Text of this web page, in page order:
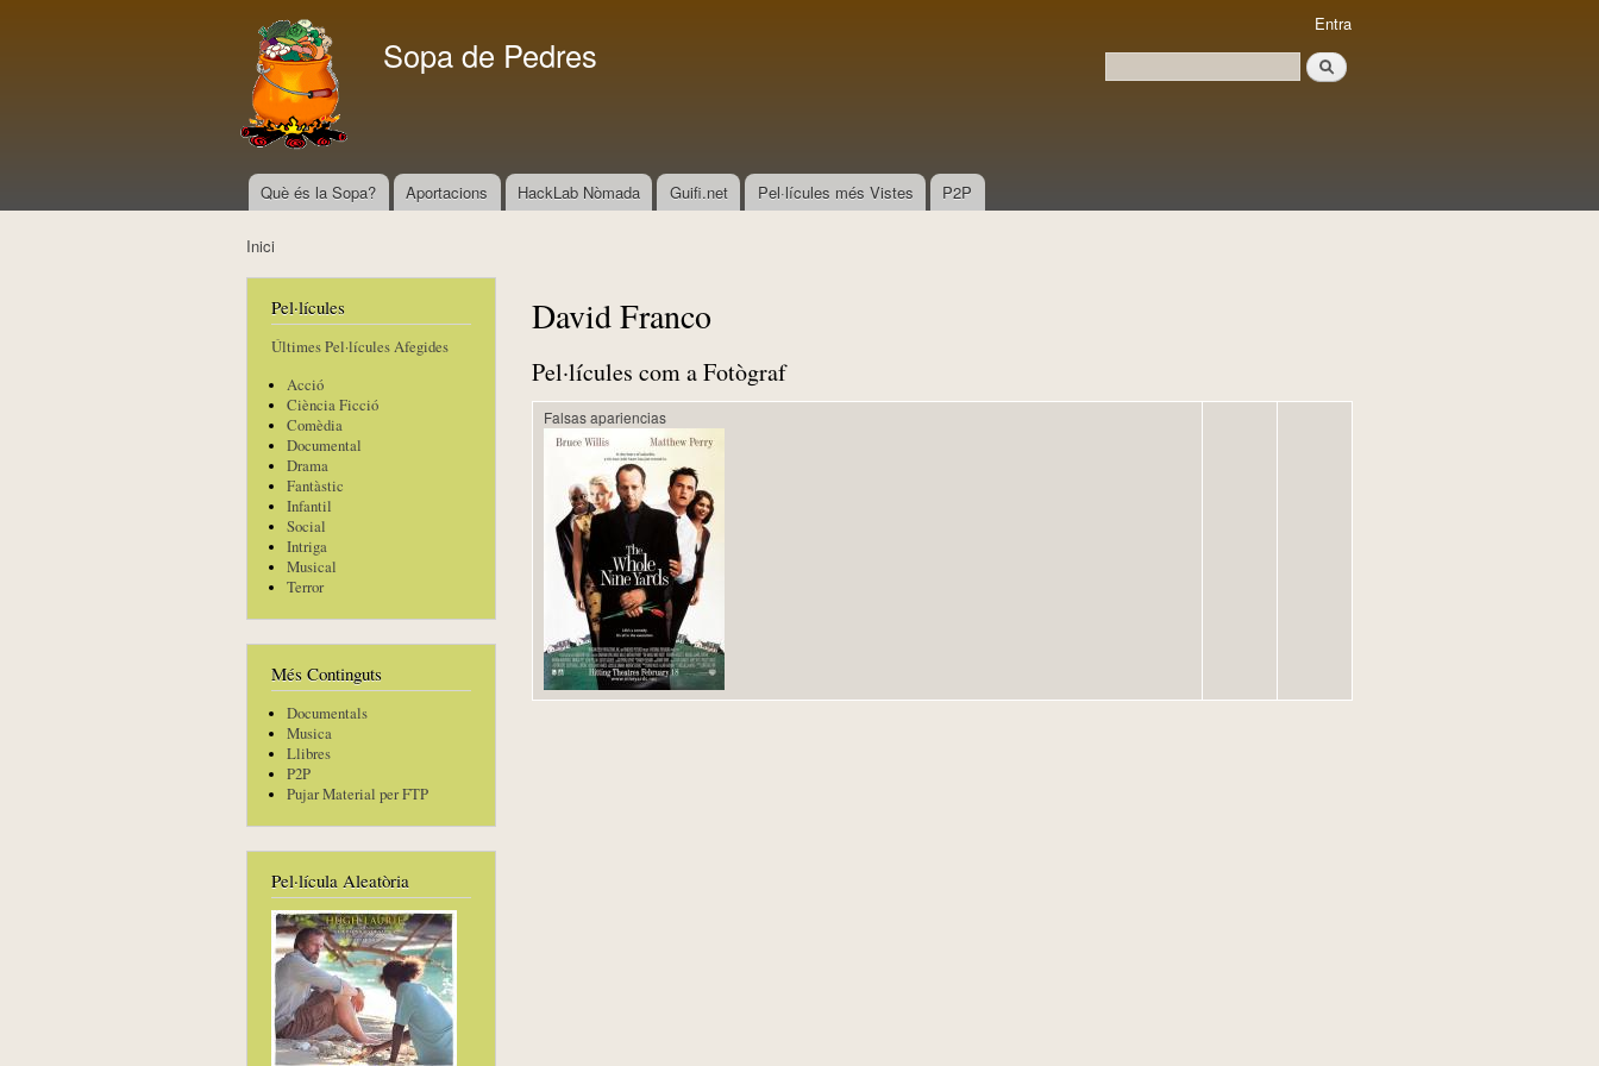
Sopa de Pedres
Formulari de cerca
Cerca
Menú principal
Què és la Sopa? Aportacions HackLab Nòmada Guifi.net Pel·lícules més Vistes P2P
Entra
Inici
Pel·lícules
Últimes Pel·lícules Afegides
Acció
Ciència Ficció
Comèdia
Documental
Drama
Fantàstic
Infantil
Social
Intriga
Musical
Terror
Més Continguts
Documentals
Musica
Llibres
P2P
Pujar Material per FTP
Pel·lícula Aleatòria
David Franco
Pel·lícules com a Fotògraf
Falsas apariencias